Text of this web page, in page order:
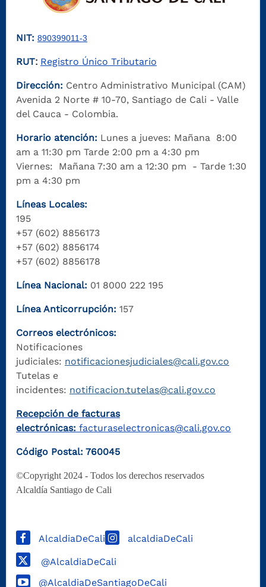
NIT: 890399011-3
RUT: Registro Único Tributario
Dirección: Centro Administrativo Municipal (CAM)
Avenida 2 Norte # 10-70, Santiago de Cali - Valle
del Cauca - Colombia.
Horario atención: Lunes a jueves: Mañana 8:00
am a 11:30 pm Tarde 2:00 pm a 4:30 pm
Viernes: Mañana 7:30 am a 12:30 pm - Tarde 1:30
pm a 4:30 pm
Líneas Locales:
195
+57 (602) 8856173
+57 (602) 8856174
+57 (602) 8856178
Línea Nacional: 01 8000 222 195
Línea Anticorrupción: 157
Correos electrónicos:
Notificaciones
judiciales: notificacionesjudiciales@cali.gov.co
Tutelas e
incidentes: notificacion.tutelas@cali.gov.co
Recepción de facturas
electrónicas: facturaselectronicas@cali.gov.co
Código Postal: 760045
©Copyright 2024 - Todos los derechos reservados
Alcaldía Santiago de Cali
AlcaldiaDeCali alcaldiaDeCali
@AlcaldiaDeCali
@AlcaldiaDeSantiagoDeCali